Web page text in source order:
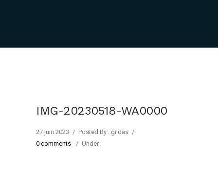
IMG-20230518-WA0000
27 juin 2023 / Posted By : gildas /
0 comments
/ Under :